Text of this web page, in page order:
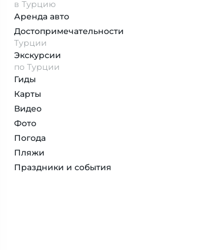
в Турцию
Аренда авто
Достопримеча­тельности
Турции
Экскурсии
по Турции
Гиды
Карты
Видео
Фото
Погода
Пляжи
Праздники и события